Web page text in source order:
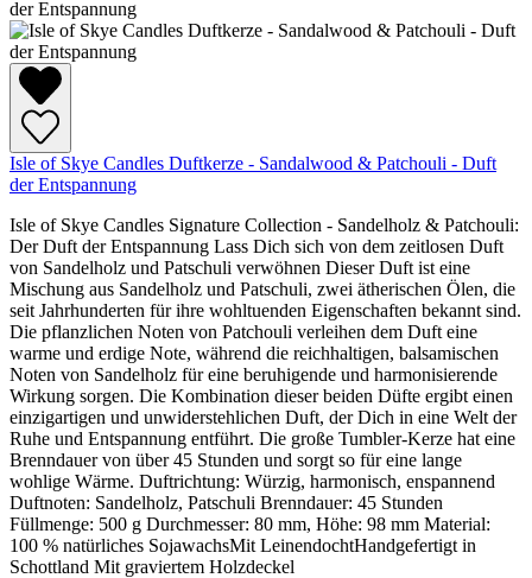
Isle of Skye Candles Duftkerze - Sandalwood & Patchouli - Duft
der Entspannung
Isle of Skye Candles Signature Collection - Sandelholz & Patchouli:
Der Duft der Entspannung Lass Dich sich von dem zeitlosen Duft
von Sandelholz und Patschuli verwöhnen Dieser Duft ist eine
Mischung aus Sandelholz und Patschuli, zwei ätherischen Ölen, die
seit Jahrhunderten für ihre wohltuenden Eigenschaften bekannt sind.
Die pflanzlichen Noten von Patchouli verleihen dem Duft eine
warme und erdige Note, während die reichhaltigen, balsamischen
Noten von Sandelholz für eine beruhigende und harmonisierende
Wirkung sorgen. Die Kombination dieser beiden Düfte ergibt einen
einzigartigen und unwiderstehlichen Duft, der Dich in eine Welt der
Ruhe und Entspannung entführt. Die große Tumbler-Kerze hat eine
Brenndauer von über 45 Stunden und sorgt so für eine lange
wohlige Wärme. Duftrichtung: Würzig, harmonisch, enspannend
Duftnoten: Sandelholz, Patschuli Brenndauer: 45 Stunden
Füllmenge: 500 g Durchmesser: 80 mm, Höhe: 98 mm Material:
100 % natürliches SojawachsMit LeinendochtHandgefertigt in
Schottland Mit graviertem Holzdeckel